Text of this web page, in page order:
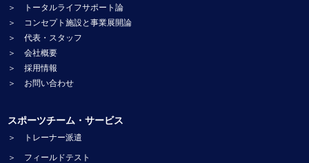
＞ トータルライフサポート論
＞ コンセプト施設と事業展開論
＞ 代表・スタッフ
＞ 会社概要
＞ 採用情報
＞ お問い合わせ
スポーツチーム・サービス
＞ トレーナー派遣
＞ フィールドテスト